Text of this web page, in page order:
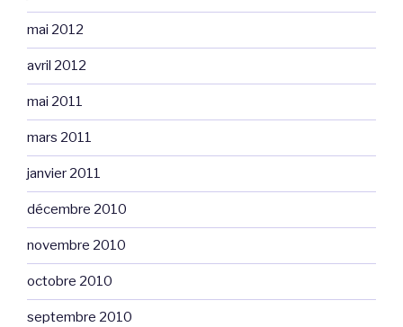
mai 2012
avril 2012
mai 2011
mars 2011
janvier 2011
décembre 2010
novembre 2010
octobre 2010
septembre 2010